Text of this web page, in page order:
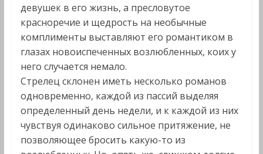
девушек в его жизнь, а пресловутое
красноречие и щедрость на необычные
комплименты выставляют его романтиком в
глазах новоиспеченных возлюбленных, коих у
него случается немало.
Стрелец склонен иметь несколько романов
одновременно, каждой из пассий выделяя
определенный день недели, и к каждой из них
чувствуя одинаково сильное притяжение, не
позволяющее бросить какую-то из